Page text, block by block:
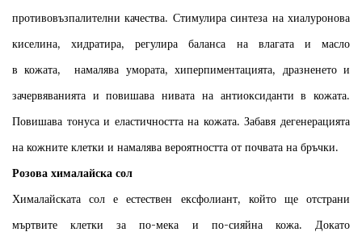
противовъзпалителни качества. Стимулира синтеза на хиалуронова
киселина, хидратира, регулира баланса на влагата имасло
в кожата, намалява умората, хиперпиментацията, дразненето и
зачервяванията и повишава нивата на антиоксиданти в кожата.
Повишава тонуса и еластичността на кожата.Забавя дегенерацията
на кожните клетки и намалява вероятността от почвата на бръчки.
Розова хималайска сол
Хималайската сол е естествен ексфолиант, който ще отстрани
мъртвите клетки за по-мека и по-сияйна кожа. Докато